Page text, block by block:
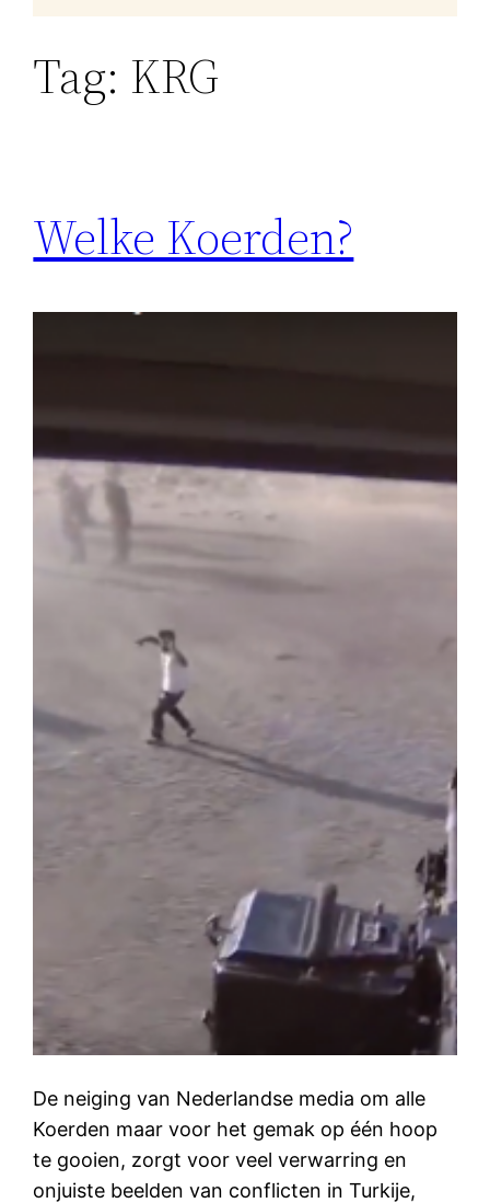
Tag: KRG
Welke Koerden?
De neiging van Nederlandse media om alle
Koerden maar voor het gemak op één hoop
te gooien, zorgt voor veel verwarring en
onjuiste beelden van conflicten in Turkije,